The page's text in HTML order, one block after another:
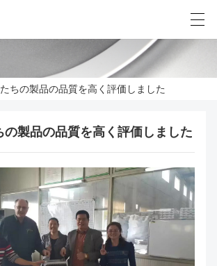
Deutsch English
ちの製品の品質を高く評価しました
の製品の品質を高く評価しました